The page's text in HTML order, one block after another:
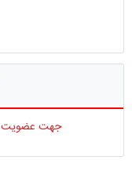
جهت عضویت